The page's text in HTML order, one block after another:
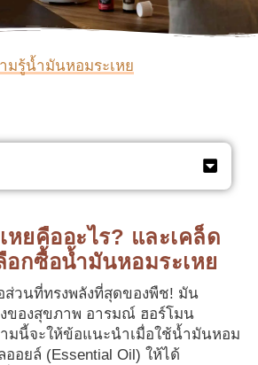
มรู้น้ำมันหอมระเหย
หยคืออะไร? และเคล็ด
อกซื้อน้ำมันหอมระเหย
ส่วนที่ทรงพลังที่สุดของพืช! มัน
ของสุขภาพ อารมณ์ ฮอร์โมน
มนี้จะให้ข้อแนะนำเมื่อใช้น้ำมันหอม
ออยล์ (Essential Oil) ให้ได้